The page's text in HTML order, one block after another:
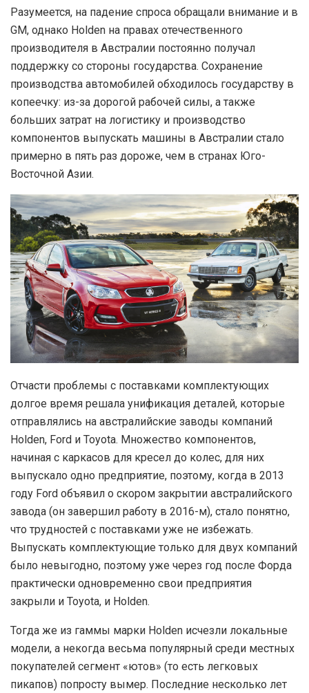
Разумеется, на падение спроса обращали внимание и в
GM, однако Holden на правах отечественного
производителя в Австралии постоянно получал
поддержку со стороны государства. Сохранение
производства автомобилей обходилось государству в
копеечку: из-за дорогой рабочей силы, а также
больших затрат на логистику и производство
компонентов выпускать машины в Австралии стало
примерно в пять раз дороже, чем в странах Юго-
Восточной Азии.
Отчасти проблемы с поставками комплектующих
долгое время решала унификация деталей, которые
отправлялись на австралийские заводы компаний
Holden, Ford и Toyota. Множество компонентов,
начиная с каркасов для кресел до колес, для них
выпускало одно предприятие, поэтому, когда в 2013
году Ford объявил о скором закрытии австралийского
завода (он завершил работу в 2016-м), стало понятно,
что трудностей с поставками уже не избежать.
Выпускать комплектующие только для двух компаний
было невыгодно, поэтому уже через год после Форда
практически одновременно свои предприятия
закрыли и Toyota, и Holden.
Тогда же из гаммы марки Holden исчезли локальные
модели, а некогда весьма популярный среди местных
покупателей сегмент «ютов» (то есть легковых
пикапов) попросту вымер. Последние несколько лет